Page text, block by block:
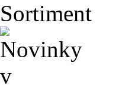
Sortiment